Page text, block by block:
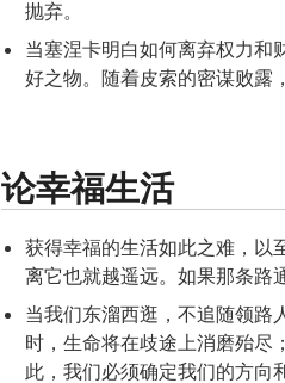
抛弃。
当塞涅卡明白如何离弃权力和
好之物。随着皮索的密谋败露
论幸福生活
获得幸福的生活如此之难，
离它也就越遥远。如果那条路
当我们东溜西逛，不追随领路
时，生命将在歧途上消磨殆
此，我们必须确定我们的方向